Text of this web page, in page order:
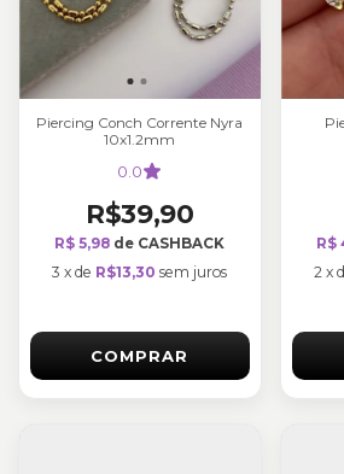
Piercing Conch Corrente Nyra
10x1.2mm
0.0
R$39,90
R$ 5,98 de CASHBACK
3 xde R$13,30 sem juros
COMPRAR
R$
2 x